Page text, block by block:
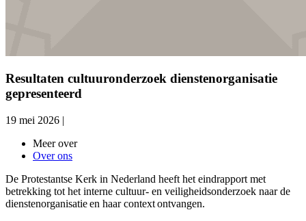
Resultaten cultuuronderzoek dienstenorganisatie
gepresenteerd
19 mei 2026 |
Meer over
Over ons
De Protestantse Kerk in Nederland heeft het eindrapport met
betrekking tot het interne cultuur- en veiligheidsonderzoek naar de
dienstenorganisatie en haar context ontvangen.